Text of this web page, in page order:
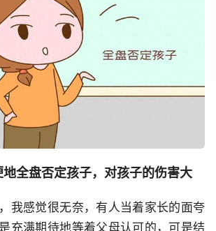
全盘否定孩子，对孩子的伤害大
我感觉很无奈，有人当着家长的面夸
充满期待地等着父母认可的，可是结